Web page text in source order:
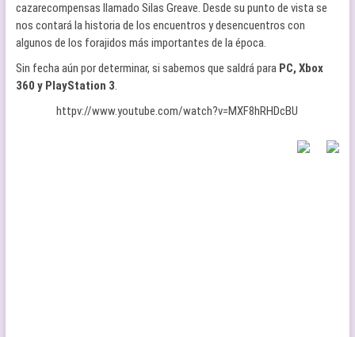
cazarecompensas llamado Silas Greave. Desde su punto de vista se
nos contará la historia de los encuentros y desencuentros con
algunos de los forajidos más importantes de la época.
Sin fecha aún por determinar, si sabemos que saldrá para PC, Xbox
360 y PlayStation 3.
httpv://www.youtube.com/watch?v=MXF8hRHDcBU